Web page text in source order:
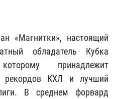
«Магнитки», настоящий
обладатель Кубка
принадлежит
рекордов КХЛ и лучший
В среднем форвард